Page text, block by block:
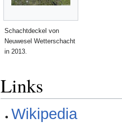
Schachtdeckel von
Neuwesel Wetterschacht
in 2013.
Links
Wikipedia